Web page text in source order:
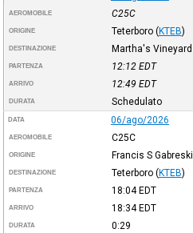
AEROMOBILE C25C
ORIGINE Teterboro (KTEB)
DESTINAZIONE Martha's Vineyard
PARTENZA 12:12 EDT
ARRIVO 12:49 EDT
DURATA Schedulato
DATA 06/ago/2026
AEROMOBILE C25C
ORIGINE Francis S Gabreski
DESTINAZIONE Teterboro (KTEB)
PARTENZA 18:04 EDT
ARRIVO 18:34 EDT
DURATA 0:29